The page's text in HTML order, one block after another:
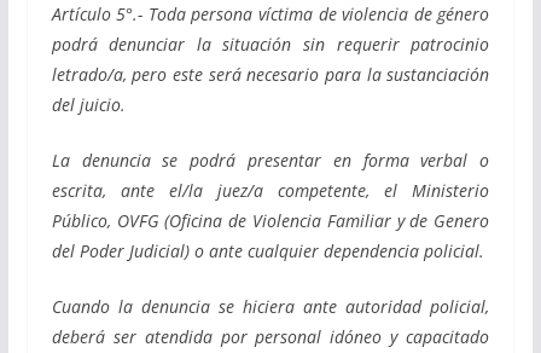
Artículo 5°.- Toda persona víctima de violencia de género
podrá denunciar la situación sin requerir patrocinio
letrado/a, pero este será necesario para la sustanciación
del juicio.
La denuncia se podrá presentar en forma verbal o
escrita, ante el/la juez/a competente, el Ministerio
Público, OVFG (Oficina de Violencia Familiar y de Genero
del Poder Judicial) o ante cualquier dependencia policial.
Cuando la denuncia se hiciera ante autoridad policial,
deberá ser atendida por personal idóneo y capacitado